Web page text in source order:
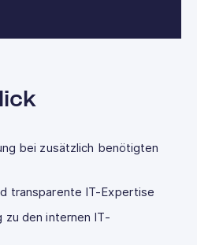
bei zusätzlich benötigten
transparente IT-Expertise
zu den internen IT-